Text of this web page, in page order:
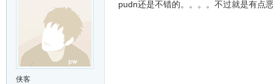
侠客
pudn还是不错的。。。。不过就是有点